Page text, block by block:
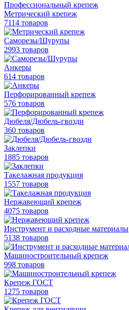
Профессиональный крепеж
Метрический крепеж
7114 товаров
Саморезы/Шурупы
2993 товаров
Анкеры
614 товаров
Перфорированный крепеж
576 товаров
Дюбеля/Дюбель-гвозди
360 товаров
Заклепки
1885 товаров
Такелажная продукция
1557 товаров
Нержавеющий крепеж
4075 товаров
Инструмент и расходные материалы
5138 товаров
Машиностроительный крепеж
998 товаров
Крепеж ГОСТ
1275 товаров